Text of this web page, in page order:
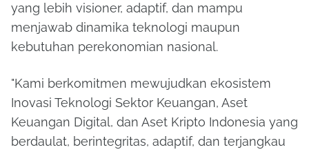
yang lebih visioner, adaptif, dan mampu
menjawab dinamika teknologi maupun
kebutuhan perekonomian nasional.
"Kami berkomitmen mewujudkan ekosistem
Inovasi Teknologi Sektor Keuangan, Aset
Keuangan Digital, dan Aset Kripto Indonesia yang
berdaulat, berintegritas, adaptif, dan terjangkau